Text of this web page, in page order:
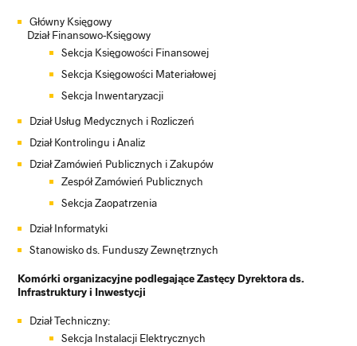
Główny Księgowy
Dział Finansowo-Księgowy
Sekcja Księgowości Finansowej
Sekcja Księgowości Materiałowej
Sekcja Inwentaryzacji
Dział Usług Medycznych i Rozliczeń
Dział Kontrolingu i Analiz
Dział Zamówień Publicznych i Zakupów
Zespół Zamówień Publicznych
Sekcja Zaopatrzenia
Dział Informatyki
Stanowisko ds. Funduszy Zewnętrznych
Komórki organizacyjne podlegające Zastęcy Dyrektora ds.
Infrastruktury i Inwestycji
Dział Techniczny:
Sekcja Instalacji Elektrycznych